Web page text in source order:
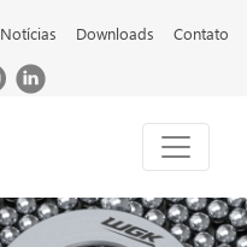
Notícias Downloads Contato